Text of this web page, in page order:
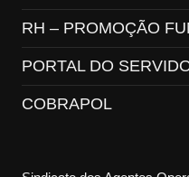
RH – PROMOÇÃO
PORTAL DO
COBRAPOL